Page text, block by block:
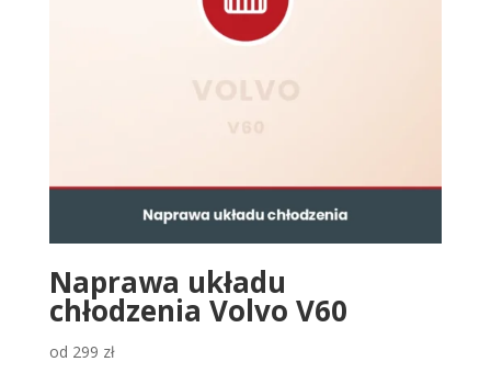
Naprawa układu
chłodzenia Volvo V60
od 299 zł